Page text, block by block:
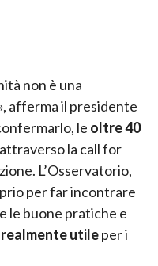
non è una
afferma il presidente
le oltre 40
la call for
L’Osservatorio,
per far incontrare
le buone pratiche e
utileper i